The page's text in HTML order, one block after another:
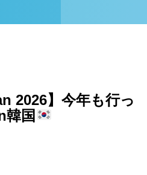
2026】今年も行っ
韓国